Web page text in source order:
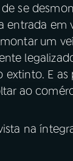
se
entrada em
um
E as
ao
na